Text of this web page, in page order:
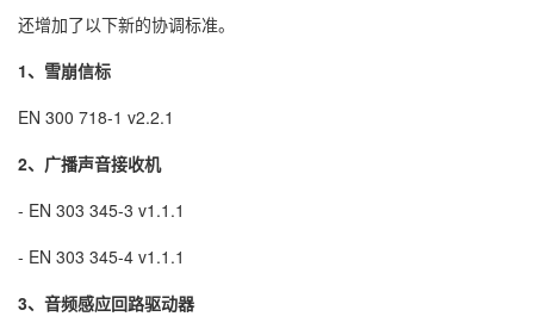
还增加了以下新的协调标准。
1、雪崩信标
EN 300 718-1 v2.2.1
2、广播声音接收机
- EN 303 345-3 v1.1.1
- EN 303 345-4 v1.1.1
3、音频感应回路驱动器